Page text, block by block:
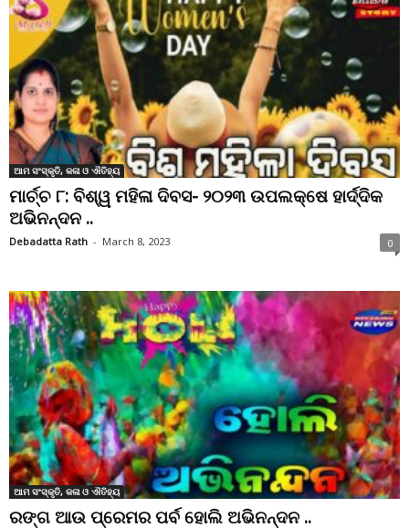
ଆମ ସଂସ୍କୃତି, କଳା ଓ ଐତିହ୍ୟ
ମାର୍ଚ୍ଚ ୮: ବିଶ୍ୱ ମହିଳା ଦିବସ- ୨୦୨୩ ଉପଲକ୍ଷେ ହାର୍ଦ୍ଦିକ
ଅଭିନନ୍ଦନ ..
Debadatta Rath - March 8, 2023 0
ଆମ ସଂସ୍କୃତି, କଳା ଓ ଐତିହ୍ୟ
ରଙ୍ଗ ଆଉ ପ୍ରେମର ପର୍ବ ହୋଲି ଅଭିନନ୍ଦନ ..